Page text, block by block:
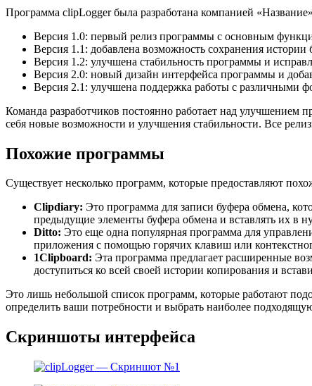
Программа clipLogger была разработана компанией
Версия 1.0: первый релиз программы с основным
Версия 1.1: добавлена возможность сохранения истории
Версия 1.2: улучшена стабильность программы и
Версия 2.0: новый дизайн интерфейса программы и
Версия 2.1: улучшена поддержка работы с различными
Команда разработчиков постоянно работает над
себя новые возможности и улучшения стабильности. Все
Похожие программы
Существует несколько программ, которые предоставляют
Clipdiary: Это программа для записи буфера обмена,
предыдущие элементы буфера обмена и вставлять их в
Ditto: Это еще одна популярная программа для
приложения с помощью горячих клавиш или
1Clipboard: Эта программа предлагает расширенные
доступиться ко всей своей истории копирования и
Это лишь небольшой список программ, которые работают
определить ваши потребности и выбрать наиболее
Скриншоты интерфейса